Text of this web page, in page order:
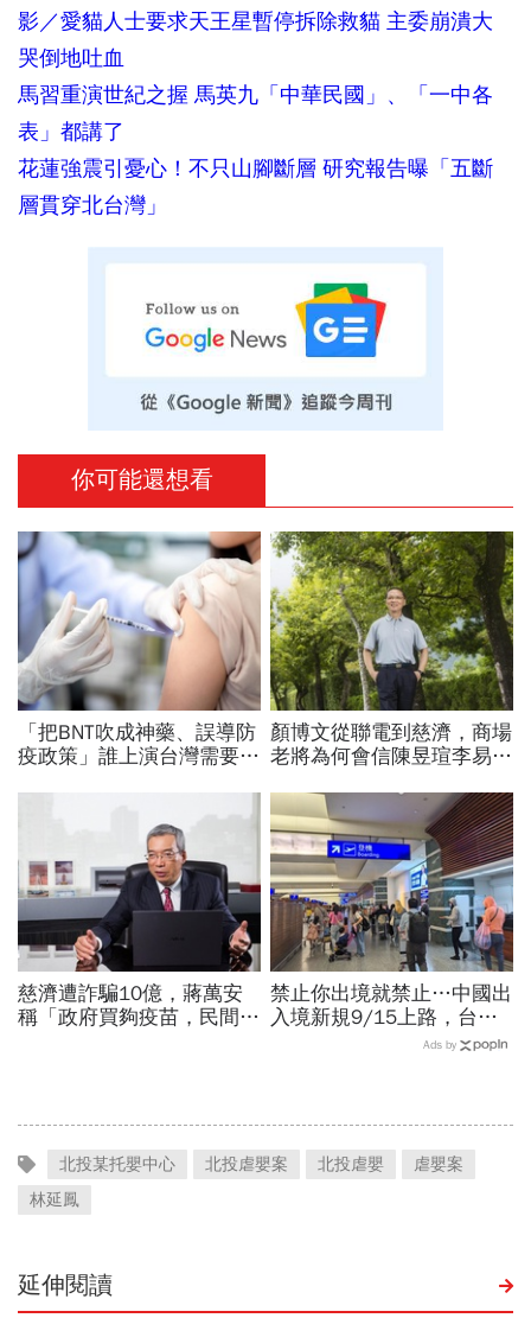
影／愛貓人士要求天王星暫停拆除救貓 主委崩潰大
哭倒地吐血
馬習重演世紀之握 馬英九「中華民國」、「一中各
表」都講了
花蓮強震引憂心！不只山腳斷層 研究報告曝「五斷
層貫穿北台灣」
你可能還想看
「把BNT吹成神藥、誤導防
疫政策」誰上演台灣需要中
顏博文從聯電到慈濟，商場
老將為何會信陳昱瑄李易
聲：將捍衛信眾捐款、蔡英
文也說話
慈濟遭詐騙10億，蔣萬安
稱「政府買夠疫苗，民間就
禁止你出境就禁止…中國出
入境新規9/15上路，台灣
人小心「有去無回」？4種
Ads by
北投某托嬰中心 北投虐嬰案 北投虐嬰
虐嬰案
林延鳳
延伸閱讀